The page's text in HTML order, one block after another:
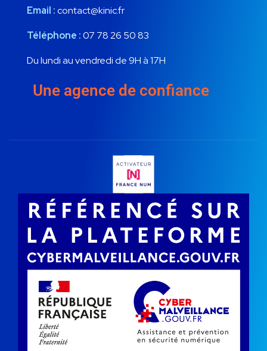
Email :contact@kinic.fr
Téléphone :07 78 26 50 83
Du lundi au vendredi de 9H à 17H
Une agence de confiance